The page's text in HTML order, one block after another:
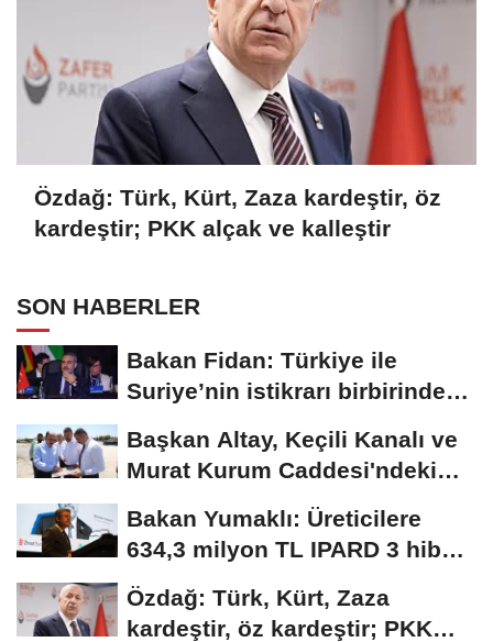
Özdağ: Türk, Kürt, Zaza kardeştir, öz
kardeştir; PKK alçak ve kalleştir
SON HABERLER
Bakan Fidan: Türkiye ile
Suriye’nin istikrarı birbirinden
Başkan Altay, Keçili Kanalı ve
Murat Kurum Caddesi'ndeki
Bakan Yumaklı: Üreticilere
634,3 milyon TL IPARD 3 hibesi
Özdağ: Türk, Kürt, Zaza
kardeştir, öz kardeştir; PKK